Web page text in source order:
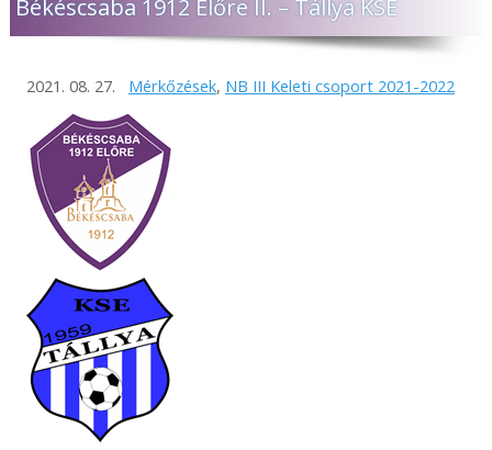
Békéscsaba 1912 Előre II. – Tállya KSE
2021. 08. 27. Mérkőzések, NB III Keleti csoport 2021-2022